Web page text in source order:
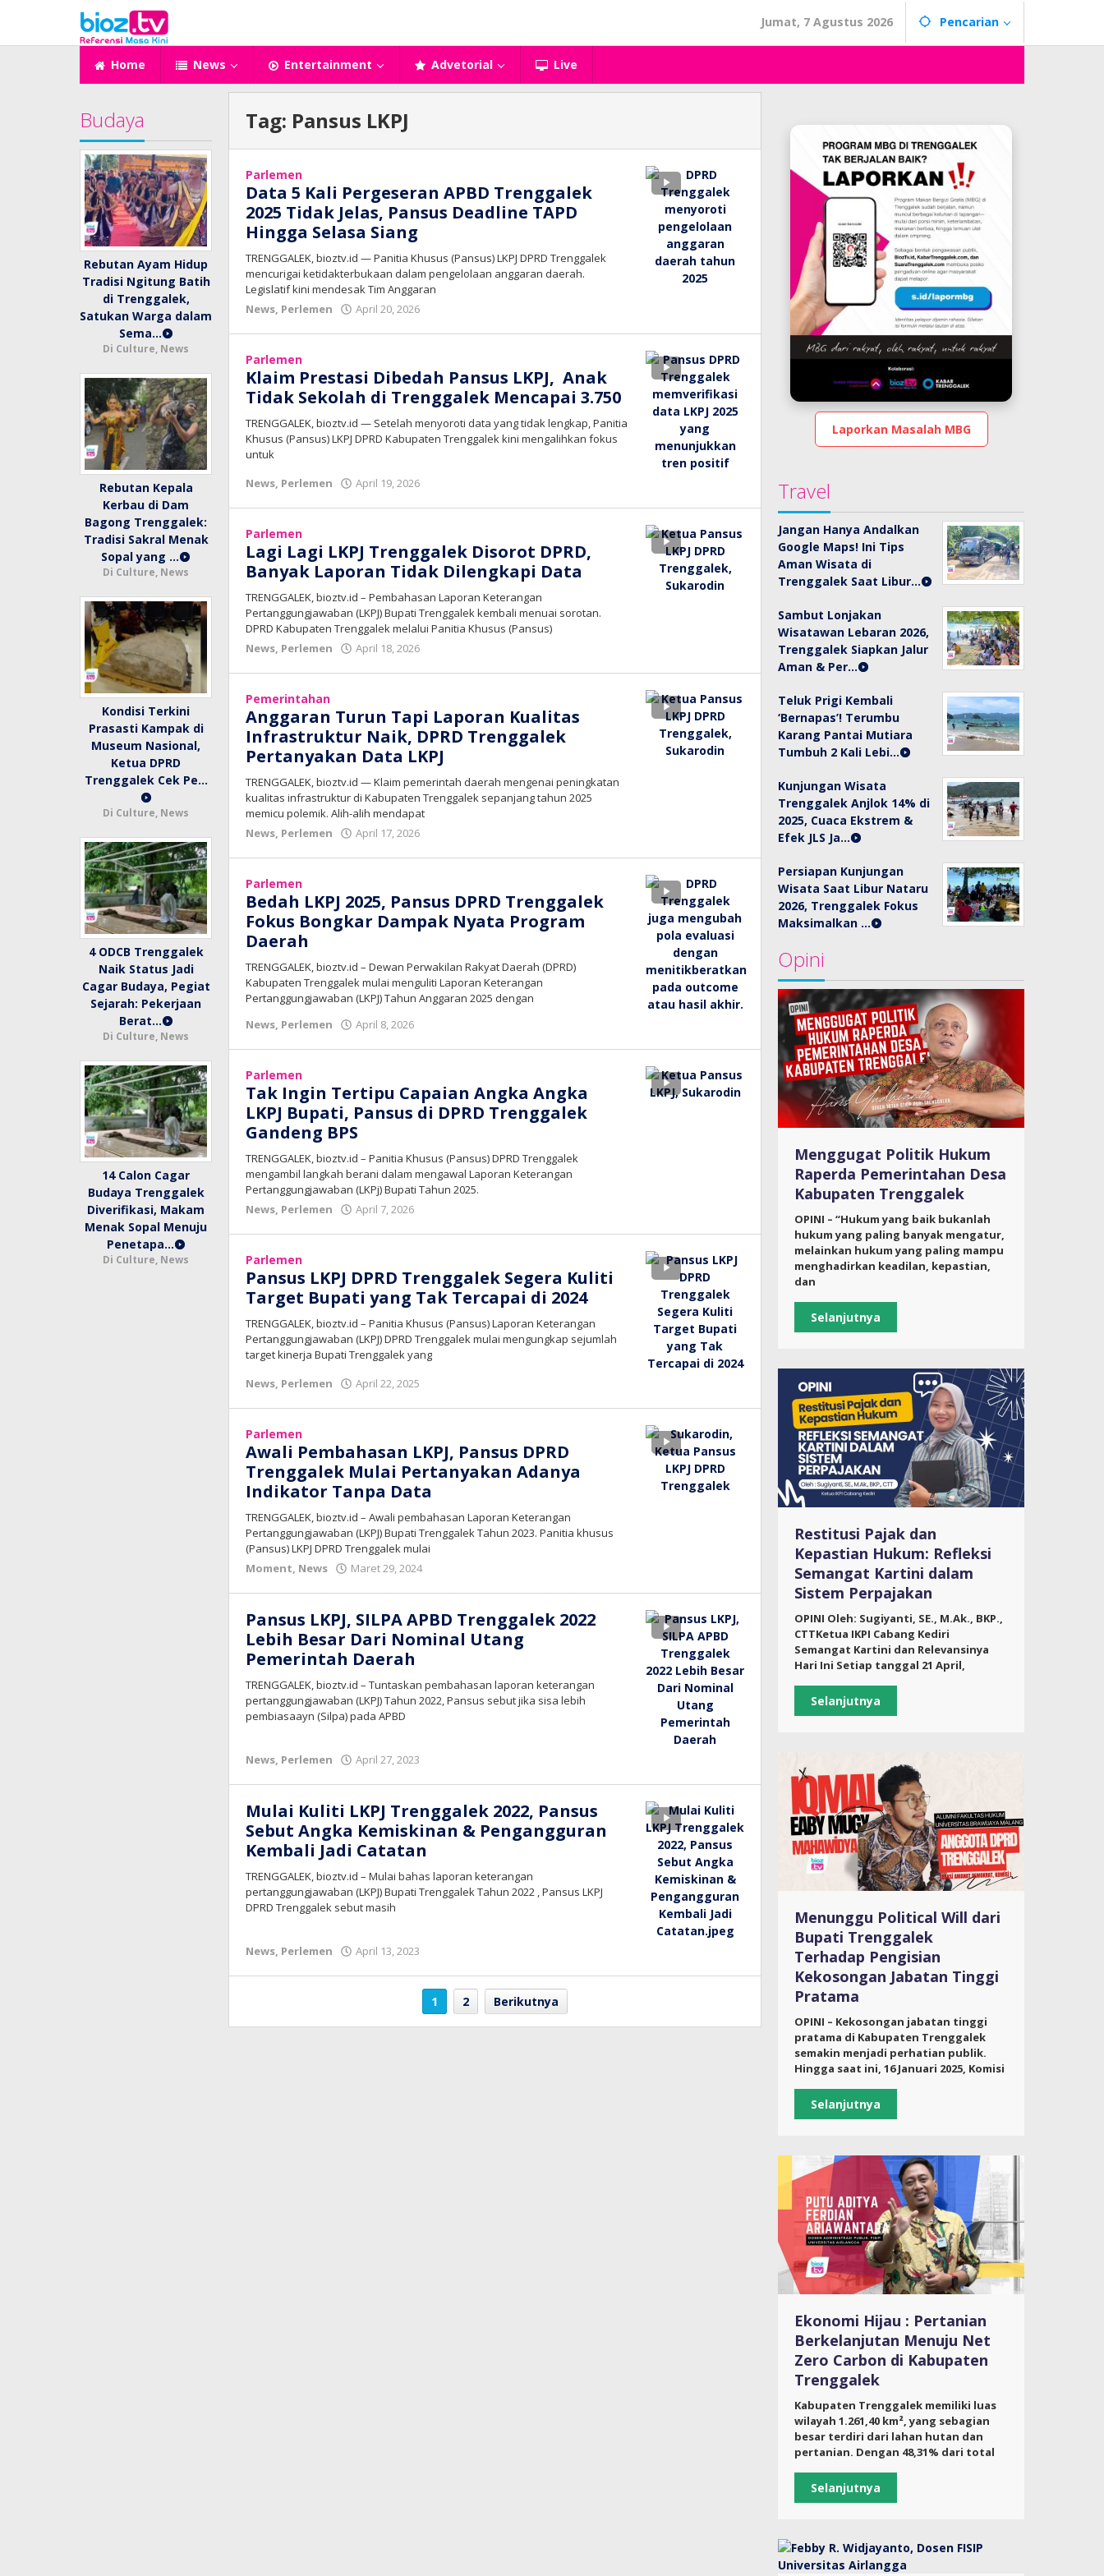
konten
Jumat, 7 Agustus 2026 Pencarian
Home News Entertainment Advetorial Live
Budaya
Rebutan Ayam Hidup
Tradisi Ngitung Batih
di Trenggalek,
Satukan Warga dalam
Sema…
Di Culture, News
Rebutan Kepala
Kerbau di Dam
Bagong Trenggalek:
Tradisi Sakral Menak
Sopal yang …
Di Culture, News
Kondisi Terkini
Prasasti Kampak di
Museum Nasional,
Ketua DPRD
Trenggalek Cek Pe…
Di Culture, News
4 ODCB Trenggalek
Naik Status Jadi
Cagar Budaya, Pegiat
Sejarah: Pekerjaan
Berat…
Di Culture, News
14 Calon Cagar
Budaya Trenggalek
Diverifikasi, Makam
Menak Sopal Menuju
Penetapa…
Di Culture, News
Tag: Pansus LKPJ
Parlemen
Data 5 Kali Pergeseran APBD Trenggalek
2025 Tidak Jelas, Pansus Deadline TAPD
Hingga Selasa Siang
TRENGGALEK, bioztv.id — Panitia Khusus (Pansus) LKPJ DPRD Trenggalek
mencurigai ketidakterbukaan dalam pengelolaan anggaran daerah.
Legislatif kini mendesak Tim Anggaran
News, Perlemen April 20, 2026
tv
Parlemen
Klaim Prestasi Dibedah Pansus LKPJ, Anak
Tidak Sekolah di Trenggalek Mencapai 3.750
TRENGGALEK, bioztv.id — Setelah menyoroti data yang tidak lengkap, Panitia
Khusus (Pansus) LKPJ DPRD Kabupaten Trenggalek kini mengalihkan fokus
untuk
News, Perlemen April 19, 2026
tv
Parlemen
Lagi Lagi LKPJ Trenggalek Disorot DPRD,
Banyak Laporan Tidak Dilengkapi Data
TRENGGALEK, bioztv.id – Pembahasan Laporan Keterangan
Pertanggungjawaban (LKPJ) Bupati Trenggalek kembali menuai sorotan.
DPRD Kabupaten Trenggalek melalui Panitia Khusus (Pansus)
News, Perlemen April 18, 2026
tv
Pemerintahan
Anggaran Turun Tapi Laporan Kualitas
Infrastruktur Naik, DPRD Trenggalek
Pertanyakan Data LKPJ
TRENGGALEK, bioztv.id — Klaim pemerintah daerah mengenai peningkatan
kualitas infrastruktur di Kabupaten Trenggalek sepanjang tahun 2025
memicu polemik. Alih-alih mendapat
News, Perlemen April 17, 2026
tv
Parlemen
Bedah LKPJ 2025, Pansus DPRD Trenggalek
Fokus Bongkar Dampak Nyata Program
Daerah
TRENGGALEK, bioztv.id – Dewan Perwakilan Rakyat Daerah (DPRD)
Kabupaten Trenggalek mulai menguliti Laporan Keterangan
Pertanggungjawaban (LKPJ) Tahun Anggaran 2025 dengan
News, Perlemen April 8, 2026
tv
Parlemen
Tak Ingin Tertipu Capaian Angka Angka
LKPJ Bupati, Pansus di DPRD Trenggalek
Gandeng BPS
TRENGGALEK, bioztv.id – Panitia Khusus (Pansus) DPRD Trenggalek
mengambil langkah berani dalam mengawal Laporan Keterangan
Pertanggungjawaban (LKPj) Bupati Tahun 2025.
News, Perlemen April 7, 2026
tv
Parlemen
Pansus LKPJ DPRD Trenggalek Segera Kuliti
Target Bupati yang Tak Tercapai di 2024
TRENGGALEK, bioztv.id – Panitia Khusus (Pansus) Laporan Keterangan
Pertanggungjawaban (LKPJ) DPRD Trenggalek mulai mengungkap sejumlah
target kinerja Bupati Trenggalek yang
News, Perlemen April 22, 2025
tv
Parlemen
Awali Pembahasan LKPJ, Pansus DPRD
Trenggalek Mulai Pertanyakan Adanya
Indikator Tanpa Data
TRENGGALEK, bioztv.id – Awali pembahasan Laporan Keterangan
Pertanggungjawaban (LKPJ) Bupati Trenggalek Tahun 2023. Panitia khusus
(Pansus) LKPJ DPRD Trenggalek mulai
Moment, News Maret 29, 2024
tv
Pansus LKPJ, SILPA APBD Trenggalek 2022
Lebih Besar Dari Nominal Utang
Pemerintah Daerah
TRENGGALEK, bioztv.id – Tuntaskan pembahasan laporan keterangan
pertanggungjawaban (LKPJ) Tahun 2022, Pansus sebut jika sisa lebih
pembiasaayn (Silpa) pada APBD
News, Perlemen April 27, 2023
tv
Mulai Kuliti LKPJ Trenggalek 2022, Pansus
Sebut Angka Kemiskinan & Pengangguran
Kembali Jadi Catatan
TRENGGALEK, bioztv.id – Mulai bahas laporan keterangan
pertanggungjawaban (LKPJ) Bupati Trenggalek Tahun 2022 , Pansus LKPJ
DPRD Trenggalek sebut masih
News, Perlemen April 13, 2023
tv
1 2 Berikutnya
Laporkan Masalah MBG
Travel
Jangan Hanya Andalkan
Google Maps! Ini Tips
Aman Wisata di
Trenggalek Saat Libur…
Sambut Lonjakan
Wisatawan Lebaran 2026,
Trenggalek Siapkan Jalur
Aman & Per…
Teluk Prigi Kembali
‘Bernapas’! Terumbu
Karang Pantai Mutiara
Tumbuh 2 Kali Lebi…
Kunjungan Wisata
Trenggalek Anjlok 14% di
2025, Cuaca Ekstrem &
Efek JLS Ja…
Persiapan Kunjungan
Wisata Saat Libur Nataru
2026, Trenggalek Fokus
Maksimalkan …
Opini
Menggugat Politik Hukum
Raperda Pemerintahan Desa
Kabupaten Trenggalek
OPINI – “Hukum yang baik bukanlah
hukum yang paling banyak mengatur,
melainkan hukum yang paling mampu
menghadirkan keadilan, kepastian,
dan
Selanjutnya
Restitusi Pajak dan
Kepastian Hukum: Refleksi
Semangat Kartini dalam
Sistem Perpajakan
OPINI Oleh: Sugiyanti, SE., M.Ak., BKP.,
CTTKetua IKPI Cabang Kediri
Semangat Kartini dan Relevansinya
Hari Ini Setiap tanggal 21 April,
Selanjutnya
Menunggu Political Will dari
Bupati Trenggalek
Terhadap Pengisian
Kekosongan Jabatan Tinggi
Pratama
OPINI – Kekosongan jabatan tinggi
pratama di Kabupaten Trenggalek
semakin menjadi perhatian publik.
Hingga saat ini, 16 Januari 2025, Komisi
Selanjutnya
Ekonomi Hijau : Pertanian
Berkelanjutan Menuju Net
Zero Carbon di Kabupaten
Trenggalek
Kabupaten Trenggalek memiliki luas
wilayah 1.261,40 km², yang sebagian
besar terdiri dari lahan hutan dan
pertanian. Dengan 48,31% dari total
Selanjutnya